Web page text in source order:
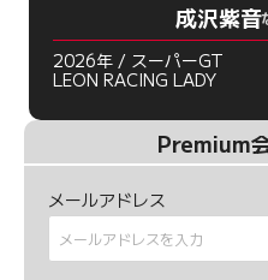
成沢紫音
2026年 / スーパーGT
LEON RACING LADY
Premium
メールアドレス